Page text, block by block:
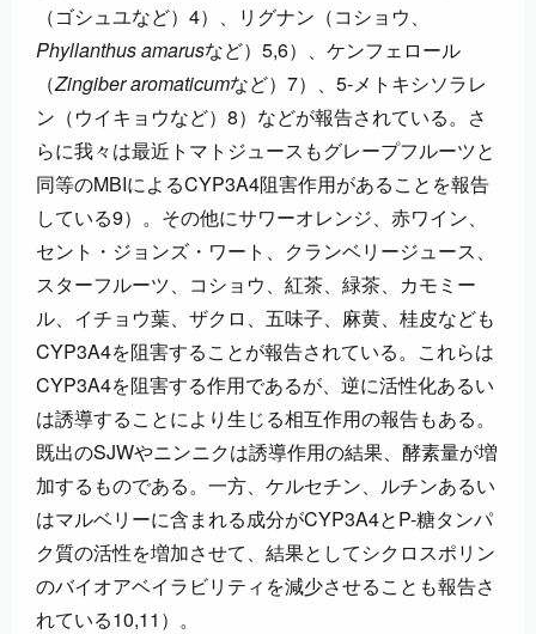
（ゴシュユなど）4）、リグナン（コショウ、
Phyllanthus amarusなど）5,6）、ケンフェロール
（Zingiber aromaticumなど）7）、5-メトキシソラレ
ン（ウイキョウなど）8）などが報告されている。さ
らに我々は最近トマトジュースもグレープフルーツと
同等のMBIによるCYP3A4阻害作用があることを報告
している9）。その他にサワーオレンジ、赤ワイン、
セント・ジョンズ・ワート、クランベリージュース、
スターフルーツ、コショウ、紅茶、緑茶、カモミー
ル、イチョウ葉、ザクロ、五味子、麻黄、桂皮なども
CYP3A4を阻害することが報告されている。これらは
CYP3A4を阻害する作用であるが、逆に活性化あるい
は誘導することにより生じる相互作用の報告もある。
既出のSJWやニンニクは誘導作用の結果、酵素量が増
加するものである。一方、ケルセチン、ルチンあるい
はマルベリーに含まれる成分がCYP3A4とP-糖タンパ
ク質の活性を増加させて、結果としてシクロスポリン
のバイオアベイラビリティを減少させることも報告さ
れている10,11）。